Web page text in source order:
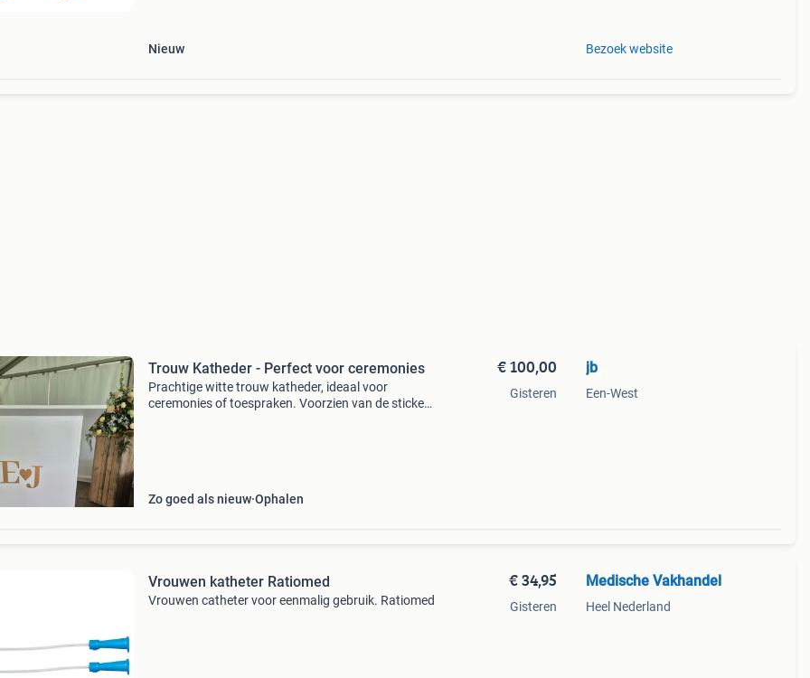
Nieuw Bezoek website
Trouw Katheder - Perfect voor ceremonies
Prachtige witte trouw katheder, ideaal voor
ceremonies of toespraken. Voorzien van de sticker
Zo goed als nieuw Ophalen
€ 100,00
Gisteren
jb
Een-West
Vrouwen katheter Ratiomed
Vrouwen catheter voor eenmalig gebruik. Ratiomed
€ 34,95
Gisteren
Medische Vakhandel
Heel Nederland